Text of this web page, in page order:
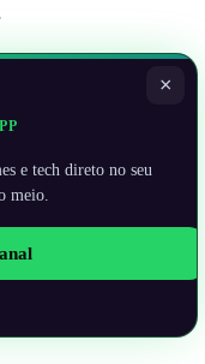
×
e tech direto no seu
meio.